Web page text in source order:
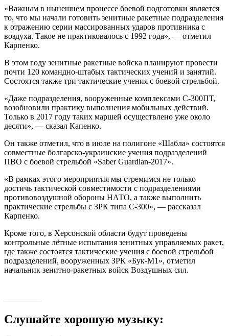
«Важным в нынешнем процессе боевой подготовки является
то, что мы начали готовить зенитные ракетные подразделения
к отражению серии массированных ударов противника с
воздуха. Такое не практиковалось с 1992 года», — отметил
Карпенко.
В этом году зенитные ракетные войска планируют провести
почти 120 командно-штабых тактических учений и занятий.
Состоятся также три тактические учения с боевой стрельбой.
«Даже подразделения, вооруженные комплексами С-300ПТ,
возобновили практику выполнения мобильных действий.
Только в 2017 году таких маршей осуществлено уже около
десяти», — сказал Капенко.
Он также отметил, что в июле на полигоне «Шабла» состоятся
совместные болгарско-украинские учения подразделений
ПВО с боевой стрельбой «Saber Guardian-2017».
«В рамках этого мероприятия мы стремимся не только
достичь тактической совместимости с подразделениями
противовоздушной обороны НАТО, а также выполнить
практические стрельбы с ЗРК типа С-300», — рассказал
Карпенко.
Кроме того, в Херсонской области будут проведены
контрольные лётные испытания зенитных управляемых ракет,
где также состоятся тактические учения с боевой стрельбой
подразделений, вооруженных ЗРК «Бук-М1», отметил
начальник зенитно-ракетных войск Воздушных сил.
Слушайте хорошую музыку: